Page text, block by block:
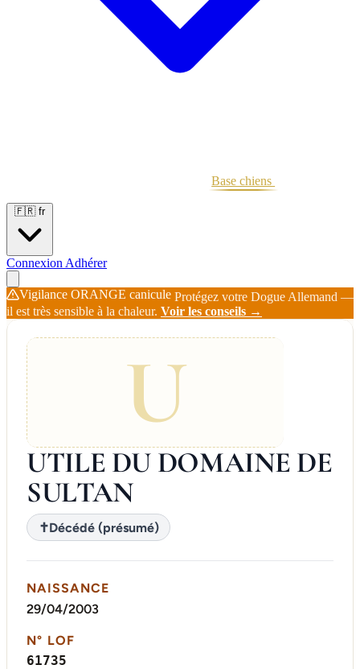
Base chiens
🇫🇷 fr
Connexion Adhérer
Vigilance ORANGE canicule Protégez votre Dogue Allemand —
il est très sensible à la chaleur. Voir les conseils →
U
UTILE DU DOMAINE DE
SULTAN
✝Décédé (présumé)
NAISSANCE
29/04/2003
N° LOF
61735